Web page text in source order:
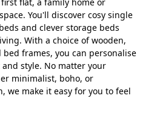
You'll discover cosy single
and clever storage beds
With a choice of wooden,
frames, you can personalise
style. No matter your
minimalist, boho, or
we make it easy for you to feel